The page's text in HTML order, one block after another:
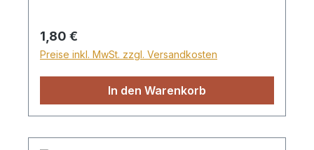
Kleinen dazu ermutigt, Gott zu vertrauen.
Mit wunderschönen Bildern. Heft
Regulärer Preis:
1,80 €
Preise inkl. MwSt. zzgl. Versandkosten
In den Warenkorb